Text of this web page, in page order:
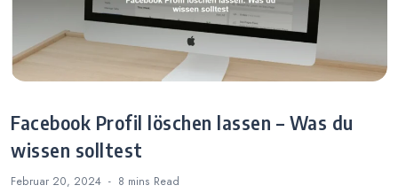
Facebook Profil löschen lassen – Was du
wissen solltest
Februar 20, 2024 8 mins Read